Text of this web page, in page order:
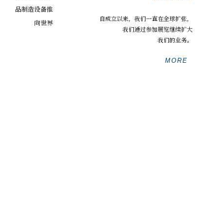
自成立以来，我们一直在全球扩张，
我们通过参加展览继续扩大
我们的业务。
MORE